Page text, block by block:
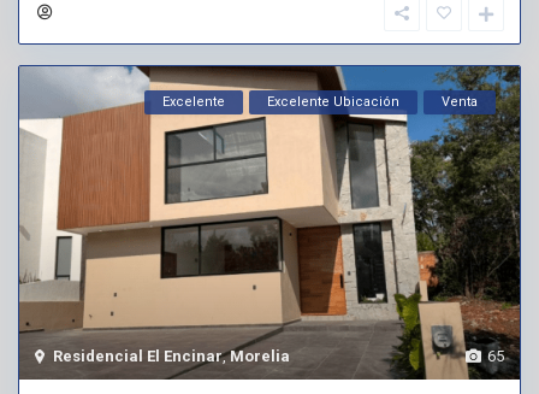
65
Residencial El Encinar,Morelia
Excelente Excelente Ubicación Venta